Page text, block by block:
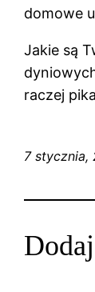
domowe
Jakie są
raczej
7 stycznia,